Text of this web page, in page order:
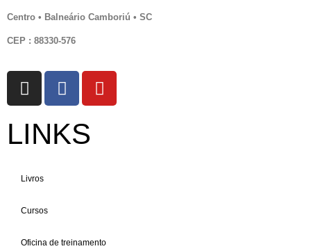
Centro • Balneário Camboriú • SC
CEP : 88330-576
LINKS
Livros
Cursos
Oficina de treinamento